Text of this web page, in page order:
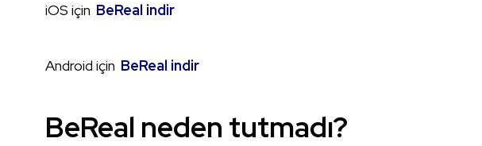
iOS için BeReal indir
Android için BeReal indir
BeReal neden tutmadı?